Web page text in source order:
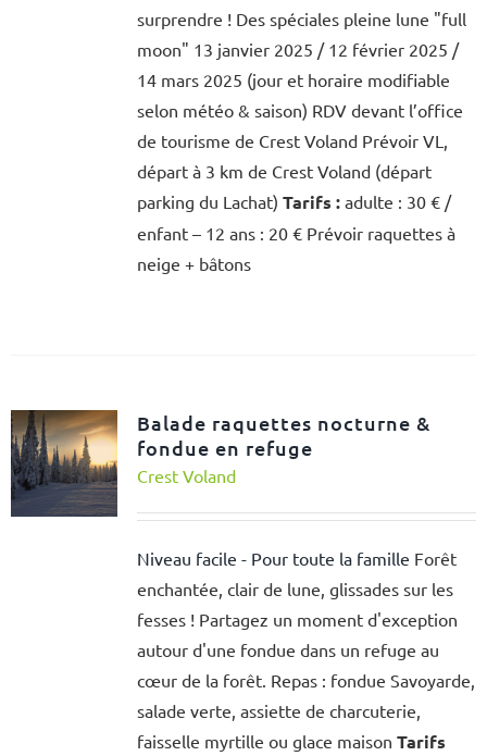
surprendre ! Des spéciales pleine lune "full
moon" 13 janvier 2025 / 12 février 2025 /
14 mars 2025 (jour et horaire modifiable
selon météo & saison) RDV devant l’office
de tourisme de Crest Voland Prévoir VL,
départ à 3 km de Crest Voland (départ
parking du Lachat) Tarifs :adulte : 30 € /
enfant – 12 ans : 20 € Prévoir raquettes à
neige + bâtons
Balade raquettes nocturne &
fondue en refuge
Crest Voland
Niveau facile - Pour toute la famille Forêt
enchantée, clair de lune, glissades sur les
fesses ! Partagez un moment d'exception
autour d'une fondue dans un refuge au
cœur de la forêt. Repas : fondue Savoyarde,
salade verte, assiette de charcuterie,
faisselle myrtille ou glace maison Tarifs